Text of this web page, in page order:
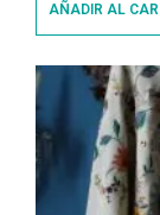
AÑADIR AL